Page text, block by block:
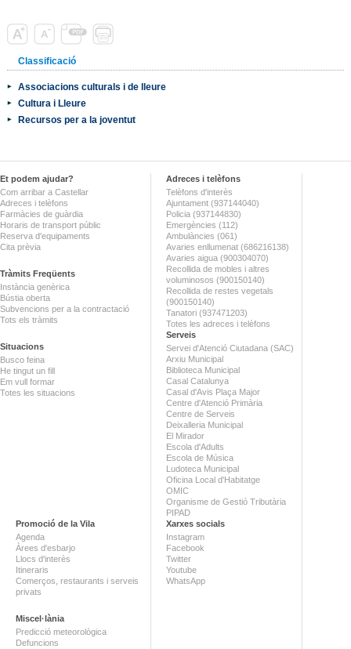
Classificació
Associacions culturals i de lleure
Cultura i Lleure
Recursos per a la joventut
Et podem ajudar?
Com arribar a Castellar
Adreces i telèfons
Farmàcies de guàrdia
Horaris de transport públic
Reserva d'equipaments
Cita prèvia
Tràmits Freqüents
Instància genèrica
Bústia oberta
Subvencions per a la contractació
Tots els tràmits
Situacions
Busco feina
He tingut un fill
Em vull formar
Totes les situacions
Adreces i telèfons
Telèfons d'interès
Ajuntament (937144040)
Policia (937144830)
Emergències (112)
Ambulàncies (061)
Avaries enllumenat (686216138)
Avaries aigua (900304070)
Recollida de mobles i altres
voluminosos (900150140)
Recollida de restes vegetals
(900150140)
Tanatori (937471203)
Totes les adreces i telèfons
Serveis
Servei d'Atenció Ciutadana (SAC)
Arxiu Municipal
Biblioteca Municipal
Casal Catalunya
Casal d'Avis Plaça Major
Centre d'Atenció Primària
Centre de Serveis
Deixalleria Municipal
El Mirador
Escola d'Adults
Escola de Música
Ludoteca Municipal
Oficina Local d'Habitatge
OMIC
Organisme de Gestió Tributària
PIPAD
Promoció de la Vila
Agenda
Àrees d'esbarjo
Llocs d'interès
Itineraris
Comerços, restaurants i serveis
privats
Miscel·lània
Predicció meteorològica
Defuncions
Xarxes socials
Instagram
Facebook
Twitter
Youtube
WhatsApp